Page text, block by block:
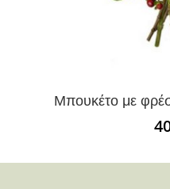
Μπουκέτο με